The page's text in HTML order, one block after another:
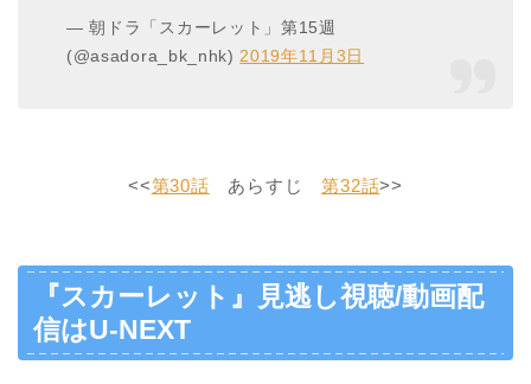
— 朝ドラ「スカーレット」第15週
(@asadora_bk_nhk) 2019年11月3日
<<第30話 あらすじ第32話>>
『スカーレット』見逃し視聴/動画配
信はU-NEXT